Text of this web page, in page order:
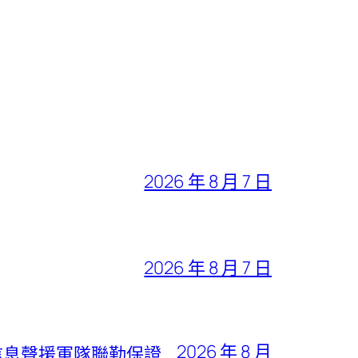
2026 年 8 月 7 日
2026 年 8 月 7 日
2026 年 8 月